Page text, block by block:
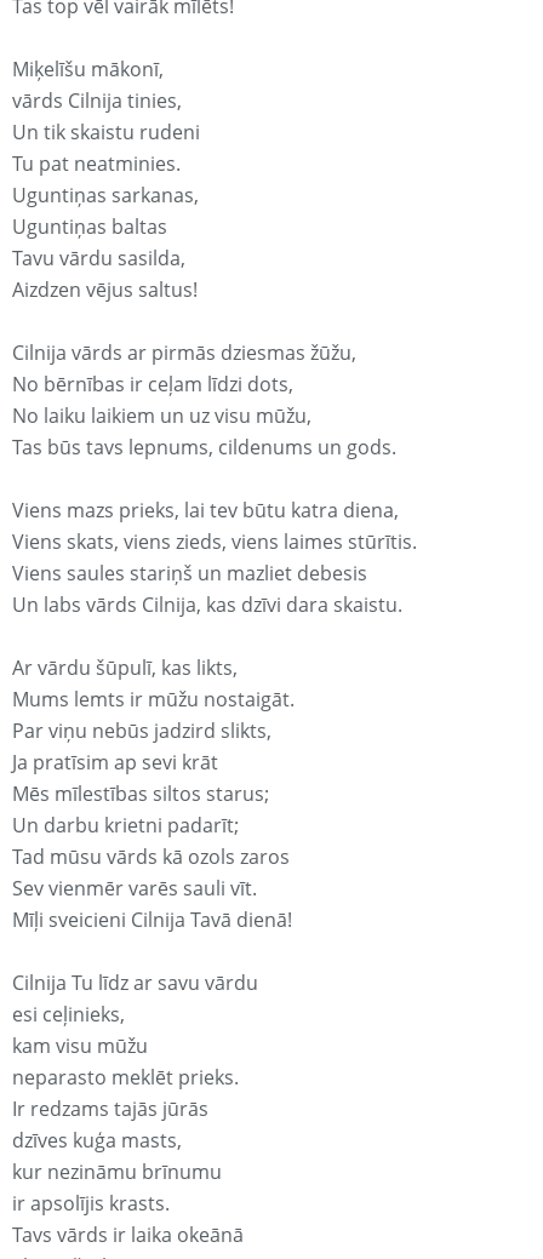
Tas top vēl vairāk mīlēts!
Miķelīšu mākonī,
vārds Cilnija tinies,
Un tik skaistu rudeni
Tu pat neatminies.
Uguntiņas sarkanas,
Uguntiņas baltas
Tavu vārdu sasilda,
Aizdzen vējus saltus!
Cilnija vārds ar pirmās dziesmas žūžu,
No bērnības ir ceļam līdzi dots,
No laiku laikiem un uz visu mūžu,
Tas būs tavs lepnums, cildenums un gods.
Viens mazs prieks, lai tev būtu katra diena,
Viens skats, viens zieds, viens laimes stūrītis.
Viens saules stariņš un mazliet debesis
Un labs vārds Cilnija, kas dzīvi dara skaistu.
Ar vārdu šūpulī, kas likts,
Mums lemts ir mūžu nostaigāt.
Par viņu nebūs jadzird slikts,
Ja pratīsim ap sevi krāt
Mēs mīlestības siltos starus;
Un darbu krietni padarīt;
Tad mūsu vārds kā ozols zaros
Sev vienmēr varēs sauli vīt.
Mīļi sveicieni Cilnija Tavā dienā!
Cilnija Tu līdz ar savu vārdu
esi ceļinieks,
kam visu mūžu
neparasto meklēt prieks.
Ir redzams tajās jūrās
dzīves kuģa masts,
kur nezināmu brīnumu
ir apsolījis krasts.
Tavs vārds ir laika okeānā